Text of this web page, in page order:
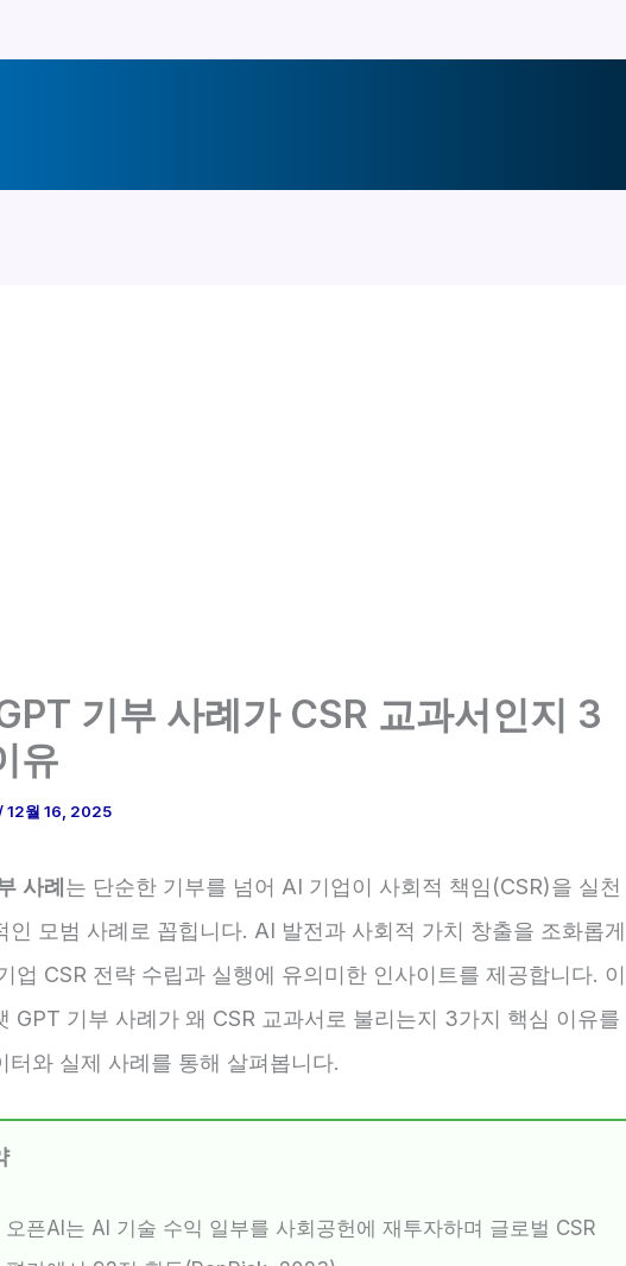
기부 사례가 CSR 교과서인지 3
유
12월 16, 2025
사례 는 단순한 기부를 넘어 AI 기업이 사회적 책임(CSR)을 실천
인 모범 사례로 꼽힙니다. AI 발전과 사회적 가치 창출을 조화롭게
업 CSR 전략 수립과 실행에 유의미한 인사이트를 제공합니다. 이
GPT 기부 사례가 왜 CSR 교과서로 불리는지 3가지 핵심 이유를
터와 실제 사례를 통해 살펴봅니다.
오픈AI는 AI 기술 수익 일부를 사회공헌에 재투자하며 글로벌 CSR